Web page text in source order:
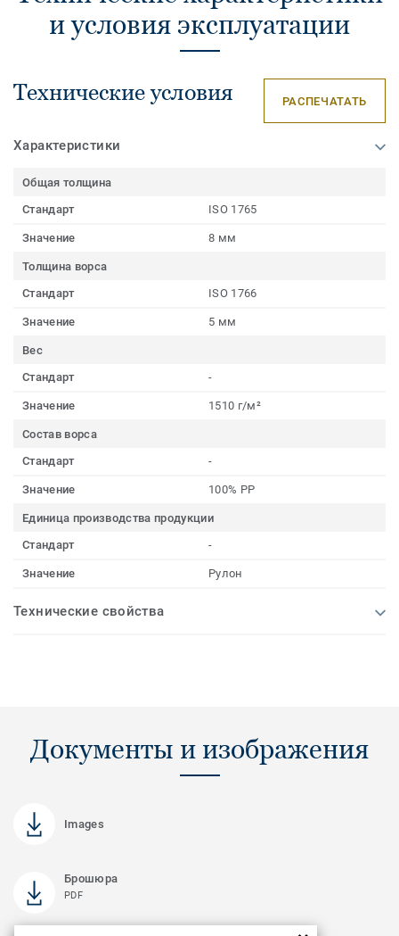
и условия эксплуатации
Технические условия РАСПЕЧАТАТЬ
Характеристики
Общая толщина
Стандарт
ISO 1765
Значение 8 мм
Толщина ворса
Стандарт
ISO 1766
Значение 5 мм
Вес
Стандарт
-
Значение 1510 г/м²
Состав ворса
Стандарт
-
Значение 100% PP
Единица производства продукции
Стандарт
-
Значение Рулон
Технические свойства
Документы и изображения
Images
Брошюра
PDF